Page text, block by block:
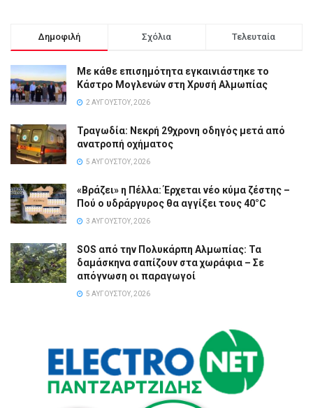
Δημοφιλή Σχόλια Τελευταία
Με κάθε επισημότητα εγκαινιάστηκε το
Κάστρο Μογλενών στη Χρυσή Αλμωπίας
2 ΑΥΓΟΎΣΤΟΥ, 2026
Τραγωδία: Νεκρή 29χρονη οδηγός μετά από
ανατροπή οχήματος
5 ΑΥΓΟΎΣΤΟΥ, 2026
«Βράζει» η Πέλλα: Έρχεται νέο κύμα ζέστης –
Πού ο υδράργυρος θα αγγίξει τους 40°C
3 ΑΥΓΟΎΣΤΟΥ, 2026
SOS από την Πολυκάρπη Αλμωπίας: Τα
δαμάσκηνα σαπίζουν στα χωράφια – Σε
απόγνωση οι παραγωγοί
5 ΑΥΓΟΎΣΤΟΥ, 2026